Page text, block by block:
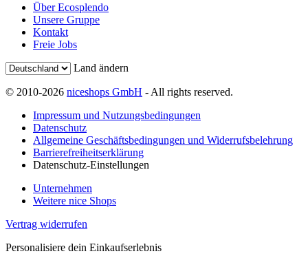
Über Ecosplendo
Unsere Gruppe
Kontakt
Freie Jobs
Land ändern
© 2010-2026 niceshops GmbH - All rights reserved.
Impressum und Nutzungsbedingungen
Datenschutz
Allgemeine Geschäftsbedingungen und Widerrufsbelehrung
Barrierefreiheitserklärung
Datenschutz-Einstellungen
Unternehmen
Weitere nice Shops
Vertrag widerrufen
Personalisiere dein Einkaufserlebnis